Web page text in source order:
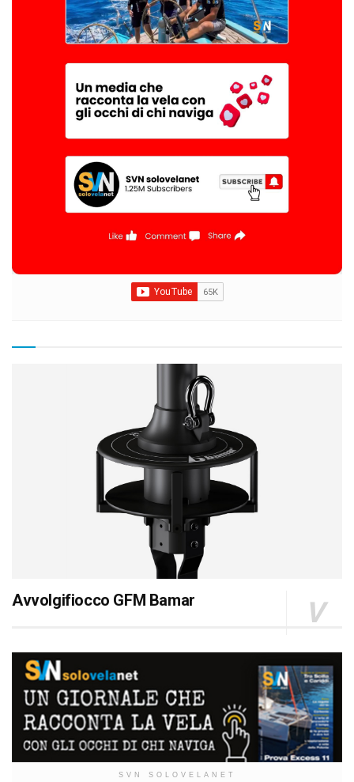
Avvolgifiocco GFM Bamar
SVN SOLOVELANET